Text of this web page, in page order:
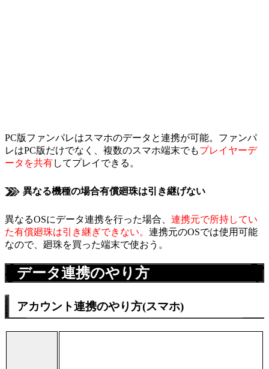
PC版ファンパレはスマホのデータと連携が可能。ファンパ
レはPC版だけでなく、複数のスマホ端末でもプレイヤーデ
ータを共有してプレイできる。
異なる機種の場合有償廻珠は引き継げない
異なるOSにデータ連携を行った場合、 連携元で所持してい
た有償廻珠は引き継ぎできない。 連携元のOSでは使用可能
なので、廻珠を買った端末で使おう。
データ連携のやり方
アカウント連携のやり方(スマホ)